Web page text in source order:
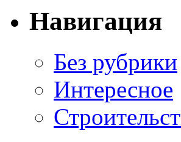
Навигация
Без рубрики
Интересное